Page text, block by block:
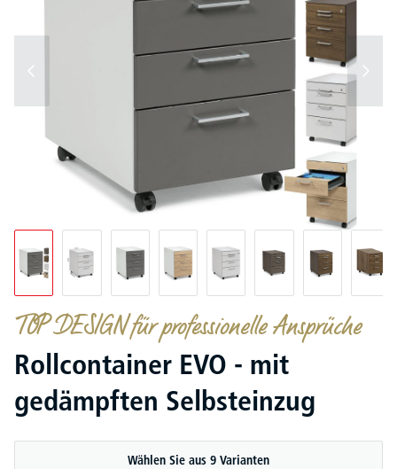
TOP DESIGN für professionelle Ansprüche
Rollcontainer EVO - mit
gedämpften Selbsteinzug
Wählen Sie aus 9 Varianten